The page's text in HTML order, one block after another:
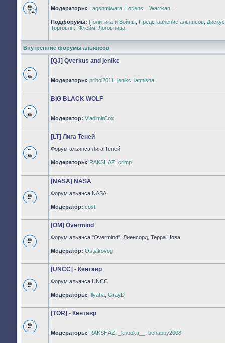
непрочитанных
сообщений
Модераторы: Lagshmiwara Loriens _Warrkan_
Подфорумы: Политика и Войны Представление альянсов
Торговля.
Флейм Логовница
Внутренние форумы альянсов
Нет
сообщений
[QJ] Qverkus and jenikc
Модераторы: priboi2011 jenikc latmisha
Нет
сообщений
BIG BLACK WOLF
Модератор: VladimirCox
Нет
непрочитанных
[LT] Лига Теней
Форум альянса Лига Теней
Модераторы: RAKSHAZ crimp
Нет
непрочитанных
[NASA] NASA
Форум альянса NASA
Модератор: cost
Нет
непрочитанных
[OM] Overmind
Форум альянса "Overmind", Лиенсорд, Терра Нова
Модератор: Ostjakovog
Нет
непрочитанных
[UNCC] - Кентавр
Форум альянса UNCC
Модераторы: Illyaha GrayD
Нет
[TOR] - Кентавр
Модераторы: RAKSHAZ _knopka__ behappy2008